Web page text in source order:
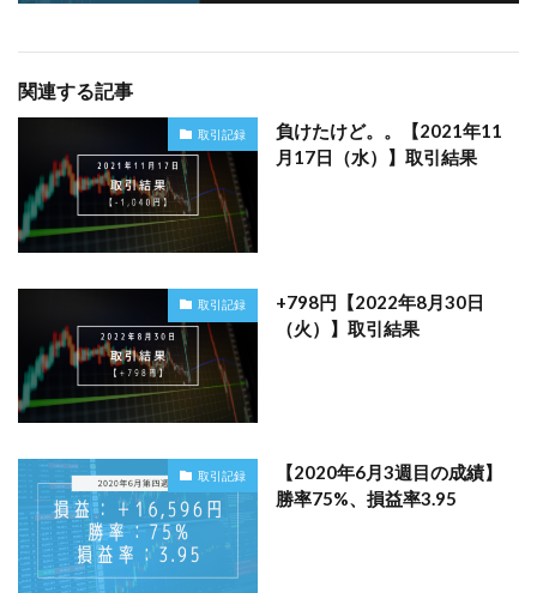
関連する記事
取引記録
負けたけど。。【2021年11
月17日（水）】取引結果
取引記録
+798円【2022年8月30日
（火）】取引結果
取引記録
【2020年6月3週目の成績】
勝率75%、損益率3.95